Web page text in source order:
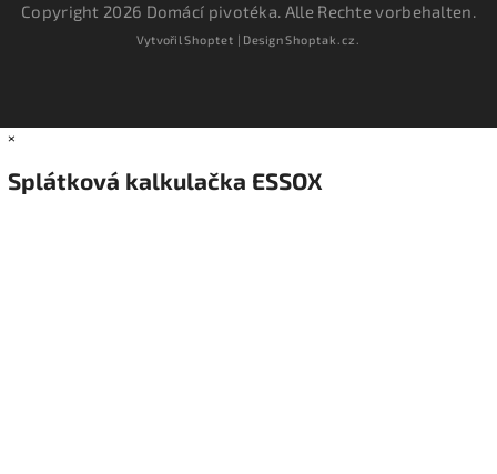
Copyright 2026 Domácí pivotéka. Alle Rechte vorbehalten.
VytvořilShoptet | DesignShoptak.cz.
×
Splátková kalkulačka ESSOX